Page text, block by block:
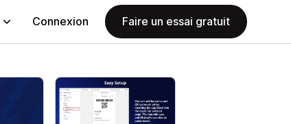
Connexion Faire un essai gratuit